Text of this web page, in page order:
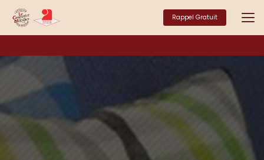
contenu
principal
Rappel Gratuit